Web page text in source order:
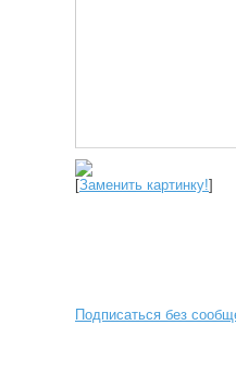
[Заменить картинку!]
Подписаться без